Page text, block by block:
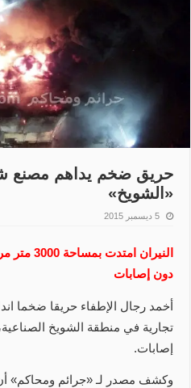
حريق ضخم يداهم مصنع
«الشويخ»
5 ديسمبر 2015
دون إصابات
أخمد رجال الإطفاء حريقا ضخما
تجارية في منطقة الشويخ
إصابات.
وكشف مصدر لـ «جرائم ومحاكم» أن